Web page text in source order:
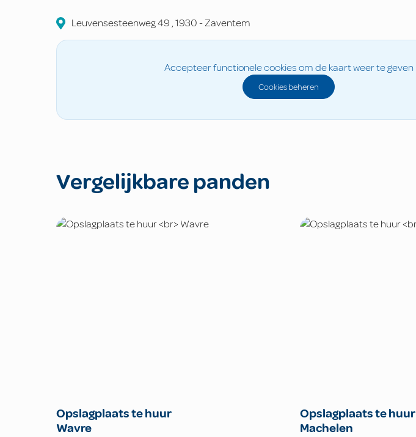
Leuvensesteenweg49 ,1930-Zaventem
Accepteer functionele cookies om de kaart weer te geven
Cookies beheren
Vergelijkbare panden
Opslagplaats te huur
Wavre
Opslagplaats te huur
Machelen